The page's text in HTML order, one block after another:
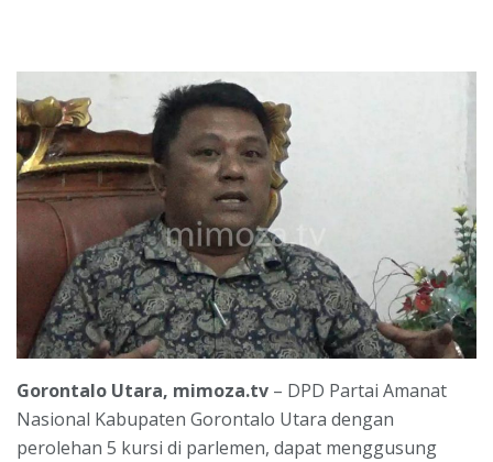
Gorontalo Utara, mimoza.tv – DPD Partai Amanat
Nasional Kabupaten Gorontalo Utara dengan
perolehan 5 kursi di parlemen, dapat menggusung